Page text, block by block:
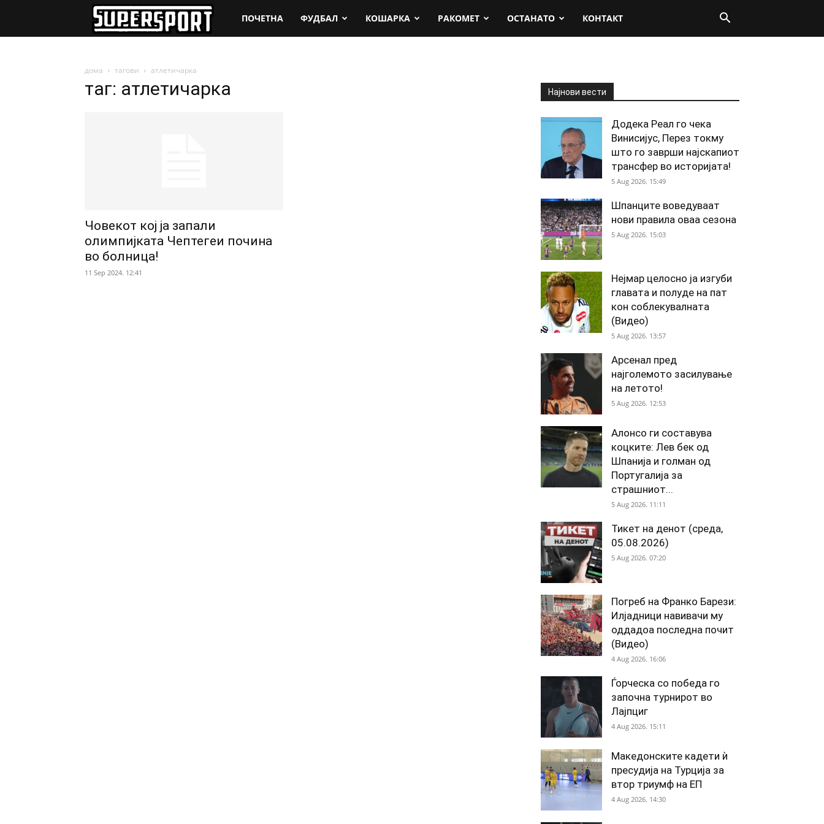
SuperSport.mk
ПОЧЕТНА ФУДБАЛ КОШАРКА РАКОМЕТ ОСТАНАТО КОНТАКТ
дома тагови атлетичарка
таг: атлетичарка
Човекот кој ја запали
олимпијката Чептегеи почина
во болница!
11 Sep 2024. 12:41
Најнови вести
Додека Реал го чека
Винисијус, Перез токму
што го заврши најскапиот
трансфер во историјата!
5 Aug 2026. 15:49
Шпанците воведуваат
нови правила оваа сезона
5 Aug 2026. 15:03
Нејмар целосно ја изгуби
главата и полуде на пат
кон соблекувалната
(Видео)
5 Aug 2026. 13:57
Арсенал пред
најголемото засилување
на летото!
5 Aug 2026. 12:53
Алонсо ги составува
коцките: Лев бек од
Шпанија и голман од
Португалија за
страшниот...
5 Aug 2026. 11:11
Тикет на денот (среда,
05.08.2026)
5 Aug 2026. 07:20
Погреб на Франко Барези:
Илјадници навивачи му
оддадоа последна почит
(Видео)
4 Aug 2026. 16:06
Ѓорческа со победа го
започна турнирот во
Лајпциг
4 Aug 2026. 15:11
Македонските кадети ѝ
пресудија на Турција за
втор триумф на ЕП
4 Aug 2026. 14:30